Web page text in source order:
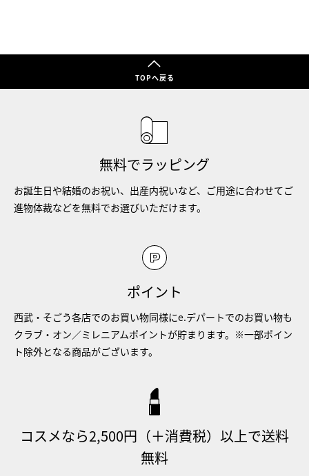
TOPへ戻る
無料でラッピング
お誕生日や結婚のお祝い、出産内祝いなど、ご用途に合わせてご
進物体裁などを無料でお選びいただけます。
ポイント
西武・そごう各店でのお買い物同様にe.デパートでのお買い物も
クラブ・オン／ミレニアムポイントが貯まります。※一部ポイン
ト除外となる商品がございます。
コスメなら2,500円（＋消費税）以上で送料
無料